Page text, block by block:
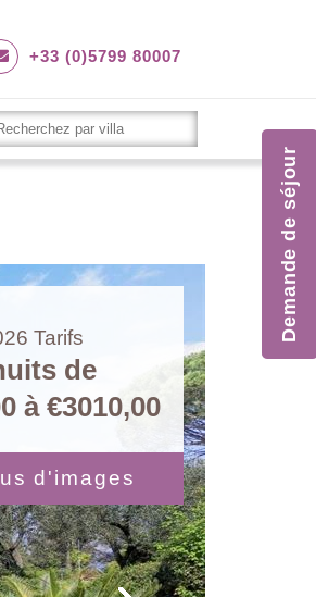
+33 (0)5799 80007
Tarifs
de
à €3010,00
d'images
Demande de séjour